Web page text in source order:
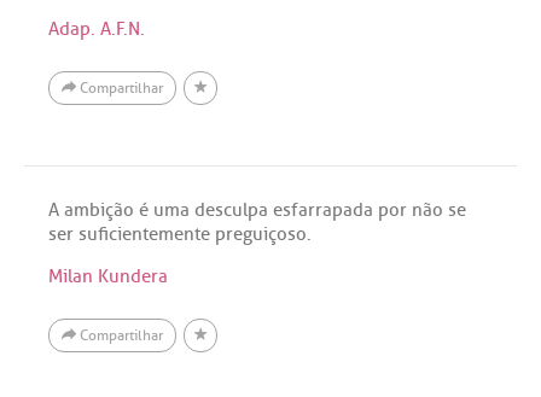
Adap. A.F.N.
Compartilhar
A ambição é uma desculpa esfarrapada por não se
ser suficientemente preguiçoso.
Milan Kundera
Compartilhar